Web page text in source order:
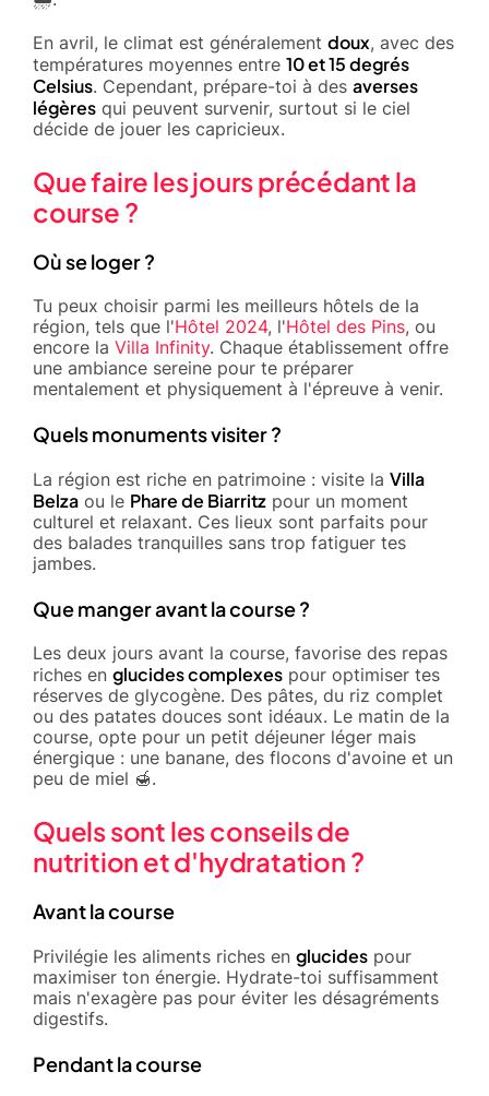
En avril, le climat est généralement doux, avec des
températures moyennes entre 10 et 15 degrés
Celsius. Cependant, prépare-toi à des averses
légères qui peuvent survenir, surtout si le ciel
décide de jouer les capricieux.
Que faire les jours précédant la
course ?
Où se loger ?
Tu peux choisir parmi les meilleurs hôtels de la
région, tels que l'Hôtel 2024, l'Hôtel des Pins, ou
encore la Villa Infinity. Chaque établissement offre
une ambiance sereine pour te préparer
mentalement et physiquement à l'épreuve à venir.
Quels monuments visiter ?
La région est riche en patrimoine : visite la Villa
Belza ou le Phare de Biarritz pour un moment
culturel et relaxant. Ces lieux sont parfaits pour
des balades tranquilles sans trop fatiguer tes
jambes.
Que manger avant la course ?
Les deux jours avant la course, favorise des repas
riches en glucides complexes pour optimiser tes
réserves de glycogène. Des pâtes, du riz complet
ou des patates douces sont idéaux. Le matin de la
course, opte pour un petit déjeuner léger mais
énergique : une banane, des flocons d'avoine et un
peu de miel 🍯.
Quels sont les conseils de
nutrition et d'hydratation ?
Avant la course
Privilégie les aliments riches en glucides pour
maximiser ton énergie. Hydrate-toi suffisamment
mais n'exagère pas pour éviter les désagréments
digestifs.
Pendant la course